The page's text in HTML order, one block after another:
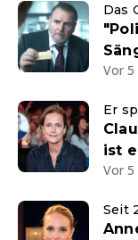
Das
Vor 5
Er
ist
Vor 5
Seit